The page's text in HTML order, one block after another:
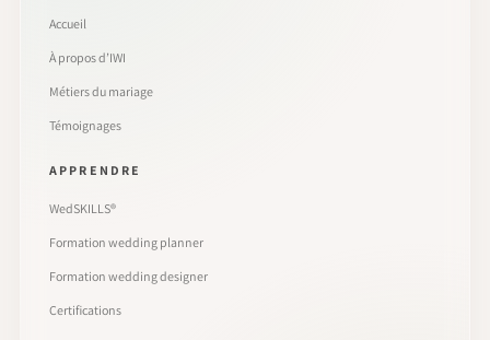
Accueil
À propos d’IWI
Métiers du mariage
Témoignages
APPRENDRE
WedSKILLS®
Formation wedding planner
Formation wedding designer
Certifications